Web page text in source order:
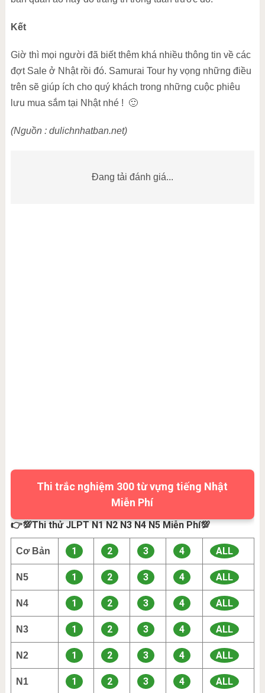
Kết
Giờ thì mọi người đã biết thêm khá nhiều thông tin về các
đợt Sale ở Nhật rồi đó. Samurai Tour hy vọng những điều
trên sẽ giúp ích cho quý khách trong những cuộc phiêu
lưu mua sắm tại Nhật nhé ! 🙂
(Nguồn : dulichnhatban.net)
Đang tải đánh giá...
Thi trắc nghiệm 300 từ vựng tiếng Nhật
Miễn Phí
👉💯Thi thử JLPT N1 N2 N3 N4 N5 Miễn Phí💯
Cơ Bản 1 2 3 4 ALL
N5 1 2 3 4 ALL
N4 1 2 3 4 ALL
N3 1 2 3 4 ALL
N2 1 2 3 4 ALL
N1 1 2 3 4 ALL